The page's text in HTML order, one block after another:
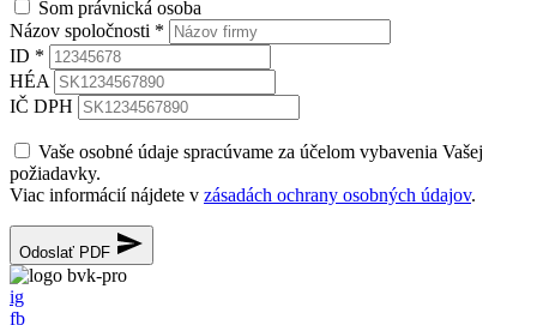
Som právnická osoba
Názov spoločnosti *
ID *
HÉA
IČ DPH
Vaše osobné údaje spracúvame za účelom vybavenia Vašej
požiadavky.
Viac informácií nájdete v zásadách ochrany osobných údajov.
Odoslať PDF
ig
fb